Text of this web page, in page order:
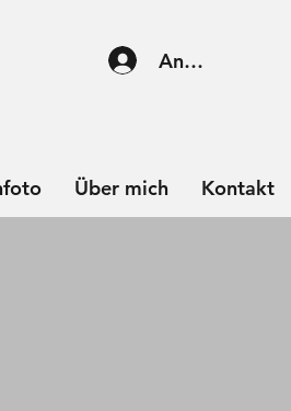
Anmelden
Über mich Kontakt